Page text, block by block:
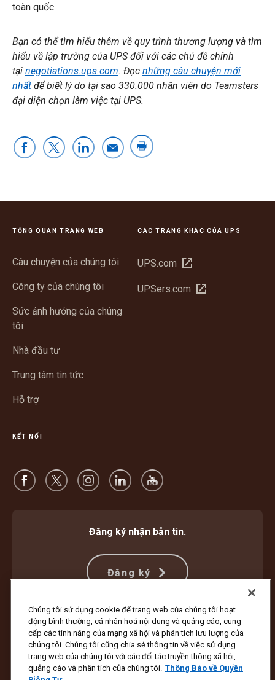
toàn quốc.
Bạn có thể tìm hiểu thêm về quy trình thương lượng và tìm
hiểu về lập trường của UPS đối với các chủ đề chính
tại negotiations.ups.com. Đọc những câu chuyện mới
nhất để biết lý do tại sao 330.000 nhân viên do Teamsters
đại diện chọn làm việc tại UPS.
TỔNG QUAN TRANG WEB
Câu chuyện của chúng tôi
Công ty của chúng tôi
Sức ảnh hưởng của chúng
tôi
Nhà đầu tư
Trung tâm tin tức
Hỗ trợ
CÁC TRANG KHÁC CỦA UPS
UPS.com Mở
cửa
UPSers.com Mở
KẾT NỐI
Đăng ký nhận bản tin.
Đăng ký
Bảo vệ Chống Lừa đảo
Điều khoản và Điều kiện
Điều Khoản Sử Dụng Trang Web
Thông Báo về Quyền Riêng Tư
Cài đặt Cookie
Bản quyền ©1994 - 2026 United Parcel Service of America, Inc. Bảo lưu
Chúng tôi sử dụng cookie để trang web của chúng tôi hoạt
động bình thường, cá nhân hoá nội dung và quảng cáo, cung
cấp các tính năng của mạng xã hội và phân tích lưu lượng của
chúng tôi. Chúng tôi cũng chia sẻ thông tin về việc sử dụng
trang web của chúng tôi với các đối tác truyền thông xã hội,
quảng cáo và phân tích của chúng tôi. Thông Báo về Quyền